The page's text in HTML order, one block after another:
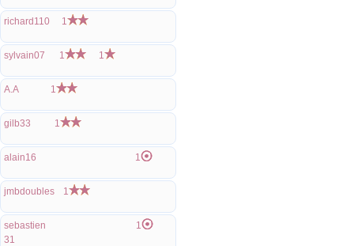
richard110 1
sylvain07 1 1
A.A 1
gilb33 1
alain16 1
jmbdoubles 1
sebastien
31
1